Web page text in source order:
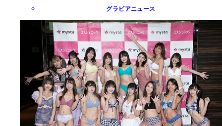
グラビアニュース